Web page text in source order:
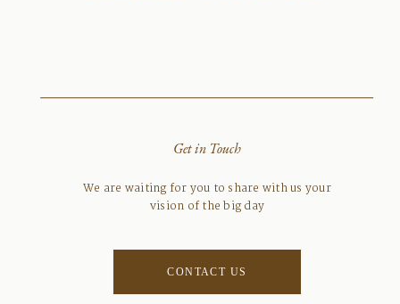
Get in Touch
We are waiting for you to share with us your
vision of the big day
CONTACT US